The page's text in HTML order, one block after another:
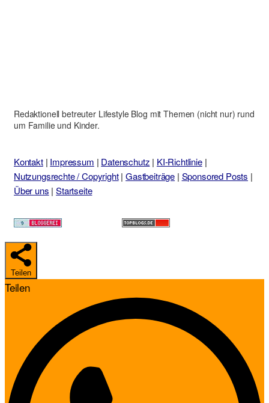
Redaktionell betreuter Lifestyle Blog mit Themen (nicht nur) rund
um Familie und Kinder.
Kontakt| Impressum | Datenschutz | KI-Richtlinie|
Nutzungsrechte / Copyright|Gastbeiträge | Sponsored Posts |
Über uns |Startseite
Teilen
Teilen